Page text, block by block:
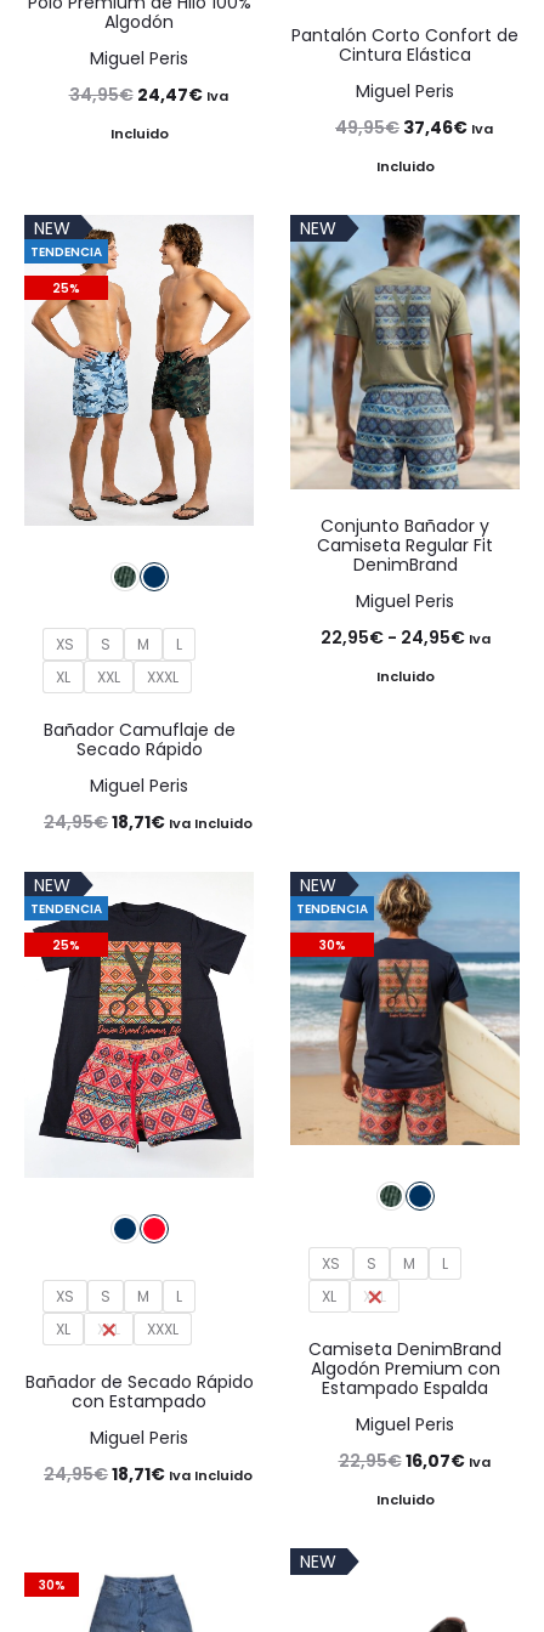
Algodón
Miguel Peris
34,95€ El
precio
34,95€.
24,47€El
24,47€.
Iva
Incluido
Pantalón Corto Confort de
Cintura Elástica
Miguel Peris
49,95€ El
precio
era:
49,95€.
37,46€El
es:
37,46€.
Iva
Incluido
NEW
TENDENCIA
25%
XS S M
L
XL
XXL XXXL
Bañador Camuflaje de
Secado Rápido
Miguel Peris
24,95€El
24,95€.
18,71€El
18,71€.
Iva Incluido
NEW
Conjunto Bañador y
Camiseta Regular Fit
DenimBrand
Miguel Peris
22,95€ - 24,95€Rango
Iva
Incluido
NEW
TENDENCIA
25%
XS S M
L
XL
XXL XXXL
Bañador de Secado Rápido
con Estampado
Miguel Peris
24,95€El
era:
24,95€.
18,71€El
es:
18,71€.
Iva Incluido
NEW
TENDENCIA
30%
XS S M
L
XL
XXL
Camiseta DenimBrand
Algodón Premium con
Estampado Espalda
Miguel Peris
22,95€El
precio
16,07€ElIva
Incluido
30%
NEW